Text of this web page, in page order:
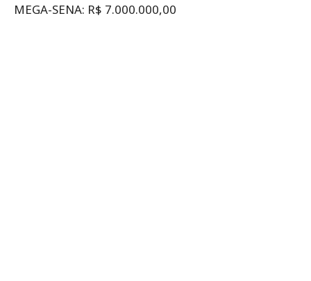
MEGA-SENA: R$ 7.000.000,00